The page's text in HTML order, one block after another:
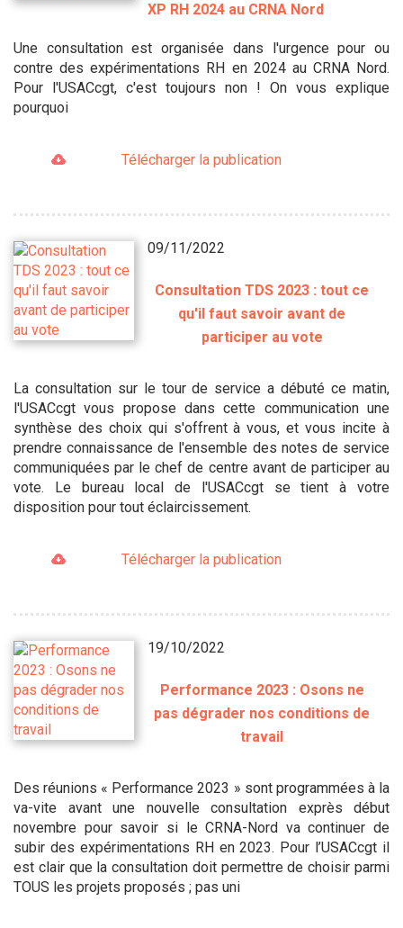
XP RH 2024 au CRNA Nord
Une consultation est organisée dans l'urgence pour ou
contre des expérimentations RH en 2024 au CRNA Nord.
Pour l'USACcgt, c'est toujours non ! On vous explique
pourquoi
Télécharger la publication
09/11/2022
Consultation TDS 2023 : tout ce
qu'il faut savoir avant de
participer au vote
La consultation sur le tour de service a débuté ce matin,
l'USACcgt vous propose dans cette communication une
synthèse des choix qui s'offrent à vous, et vous incite à
prendre connaissance de l'ensemble des notes de service
communiquées par le chef de centre avant de participer au
vote. Le bureau local de l'USACcgt se tient à votre
disposition pour tout éclaircissement.
Télécharger la publication
19/10/2022
Performance 2023 : Osons ne
pas dégrader nos conditions de
travail
Des réunions « Performance 2023 » sont programmées à la
va-vite avant une nouvelle consultation exprès début
novembre pour savoir si le CRNA-Nord va continuer de
subir des expérimentations RH en 2023. Pour l’USACcgt il
est clair que la consultation doit permettre de choisir parmi
TOUS les projets proposés ; pas uni